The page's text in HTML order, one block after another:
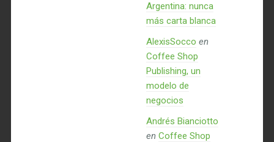
Argentina: nunca
más carta blanca
AlexisSocco en
Coffee Shop
Publishing, un
modelo de
negocios
Andrés Bianciotto
en Coffee Shop